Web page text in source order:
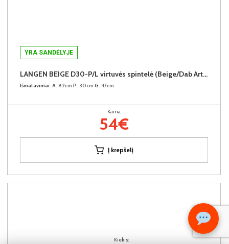
Kiekis:
YRA SANDĖLYJE
LANGEN BEIGE D30-P/L virtuvės spintelė (Beige/Dab Artisan)
Išmatavimai: A: 82cm P: 30cm G: 47cm
Kaina:
54€
Į krepšelį